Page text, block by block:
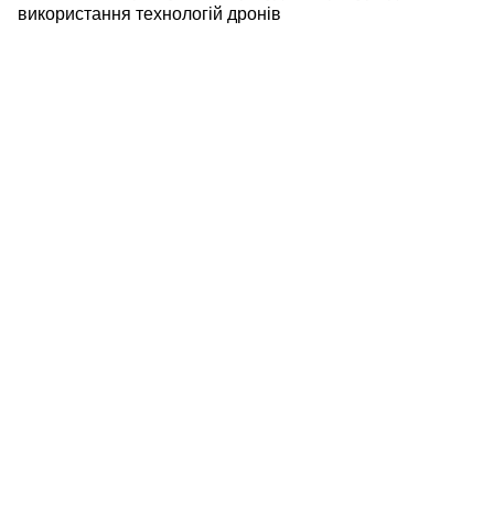
використання технологій дронів